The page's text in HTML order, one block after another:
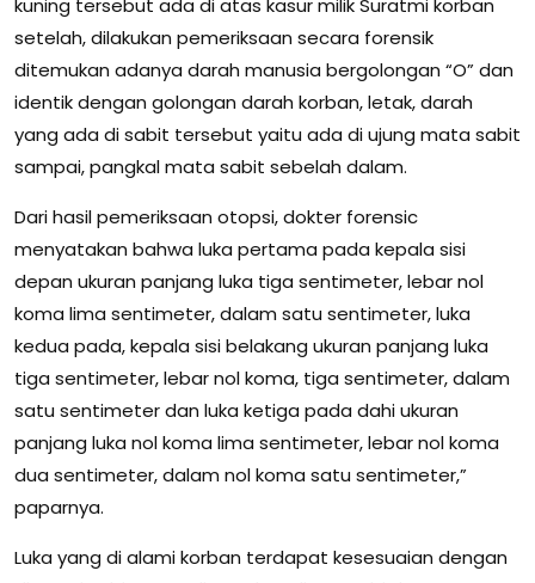
setelah, dilakukan pemeriksaan secara forensik
ditemukan adanya darah manusia bergolongan “O” dan
identik dengan golongan darah korban, letak, darah
yang ada di sabit tersebut yaitu ada di ujung mata sabit
sampai, pangkal mata sabit sebelah dalam.
Dari hasil pemeriksaan otopsi, dokter forensic
menyatakan bahwa luka pertama pada kepala sisi
depan ukuran panjang luka tiga sentimeter, lebar nol
koma lima sentimeter, dalam satu sentimeter, luka
kedua pada, kepala sisi belakang ukuran panjang luka
tiga sentimeter, lebar nol koma, tiga sentimeter, dalam
satu sentimeter dan luka ketiga pada dahi ukuran
panjang luka nol koma lima sentimeter, lebar nol koma
dua sentimeter, dalam nol koma satu sentimeter,”
paparnya.
Luka yang di alami korban terdapat kesesuaian dengan